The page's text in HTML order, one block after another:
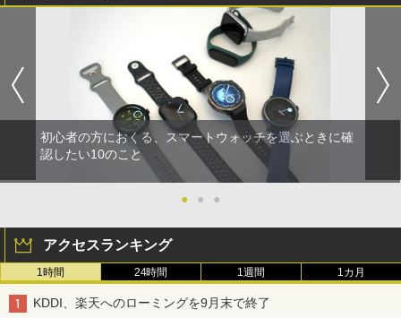
初心者の方におくる、スマートウォッチを選ぶときに確
認したい10のこと
● ● ●
アクセスランキング
1時間 24時間 1週間 1カ月
KDDI、楽天へのローミングを9月末で終了